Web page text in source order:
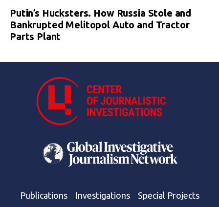
Putin’s Hucksters. How Russia Stole and
Bankrupted Melitopol Auto and Tractor
Parts Plant
Publications Investigations Special Projects